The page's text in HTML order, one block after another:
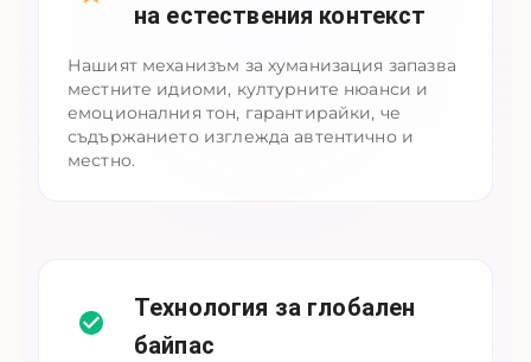
на естествения контекст
Нашият механизъм за хуманизация запазва
местните идиоми, културните нюанси и
емоционалния тон, гарантирайки, че
съдържанието изглежда автентично и
местно.
Технология за глобален
байпас